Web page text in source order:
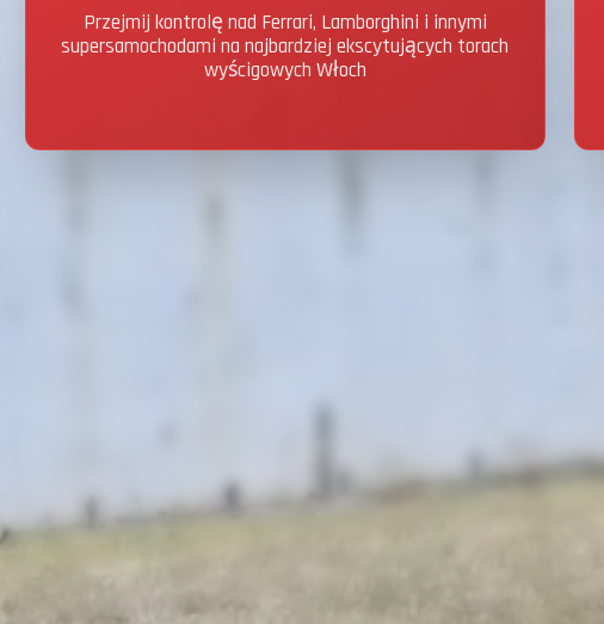
Przejmij kontrolę nad Ferrari, Lamborghini i innymi
supersamochodami na najbardziej ekscytujących torach
wyścigowych Włoch